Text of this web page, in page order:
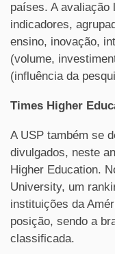
países. A avaliação
indicadores,
ensino, inovação,
(volume,
(influência da
Times Higher
A USP também se
divulgados, neste
Higher Education.
University, um
instituições da
posição, sendo a
classificada.